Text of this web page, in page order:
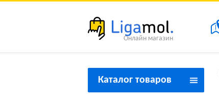
Каталог товаров
Онлайн магазин